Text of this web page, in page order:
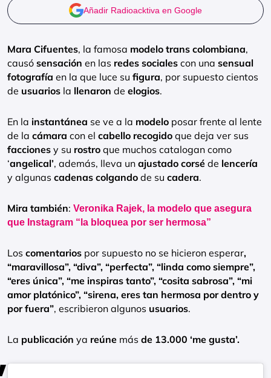
Añadir Radioacktiva en Google
Mara Cifuentes, la famosa modelo trans colombiana,
causó sensación en las redes sociales con una sensual
fotografía en la que luce su figura, por supuesto cientos
de usuarios la llenaron de elogios.
En la instantánea se ve a la modelo posar frente al lente
de la cámara con el cabello recogido que deja ver sus
facciones y su rostro que muchos catalogan como
‘angelical’, además, lleva un ajustado corsé de lencería
y algunas cadenas colgando de su cadera.
Mira también: Veronika Rajek, la modelo que asegura
que Instagram “la bloquea por ser hermosa”
Los comentarios por supuesto no se hicieron esperar,
“maravillosa”, “diva”, “perfecta”, “linda como siempre”,
“eres única”, “me inspiras tanto”, “cosita sabrosa”, “mi
amor platónico”, “sirena, eres tan hermosa por dentro y
por fuera”, escribieron algunos usuarios.
La publicación ya reúne más de 13.000 ‘me gusta’.